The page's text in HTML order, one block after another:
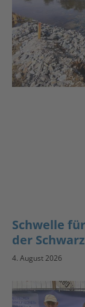
Schwelle
der
4. August 2026